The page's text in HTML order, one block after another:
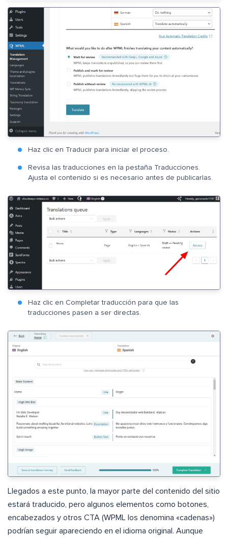
Haz clic en Traducir para iniciar el proceso.
Revisa las traducciones en la pestaña Traducciones.
Ajusta el contenido si es necesario antes de publicarlas.
Haz clic en Completar traducción para que las
traducciones pasen a ser directas.
Llegados a este punto, la mayor parte del contenido del sitio
estará traducido, pero algunos elementos como botones,
encabezados y otros CTA (WPML los denomina «cadenas»)
podrían seguir apareciendo en el idioma original. Aunque